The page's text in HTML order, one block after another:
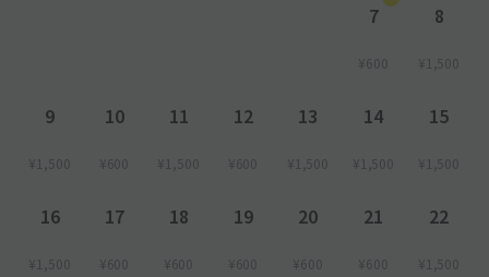
7
¥600
8
¥1,500
9
¥1,500
10
¥600
11
¥1,500
12
¥600
13
¥1,500
14
¥1,500
15
¥1,500
16
¥1,500
17
¥600
18
¥600
19
¥600
20
¥600
21
¥600
22
¥1,500